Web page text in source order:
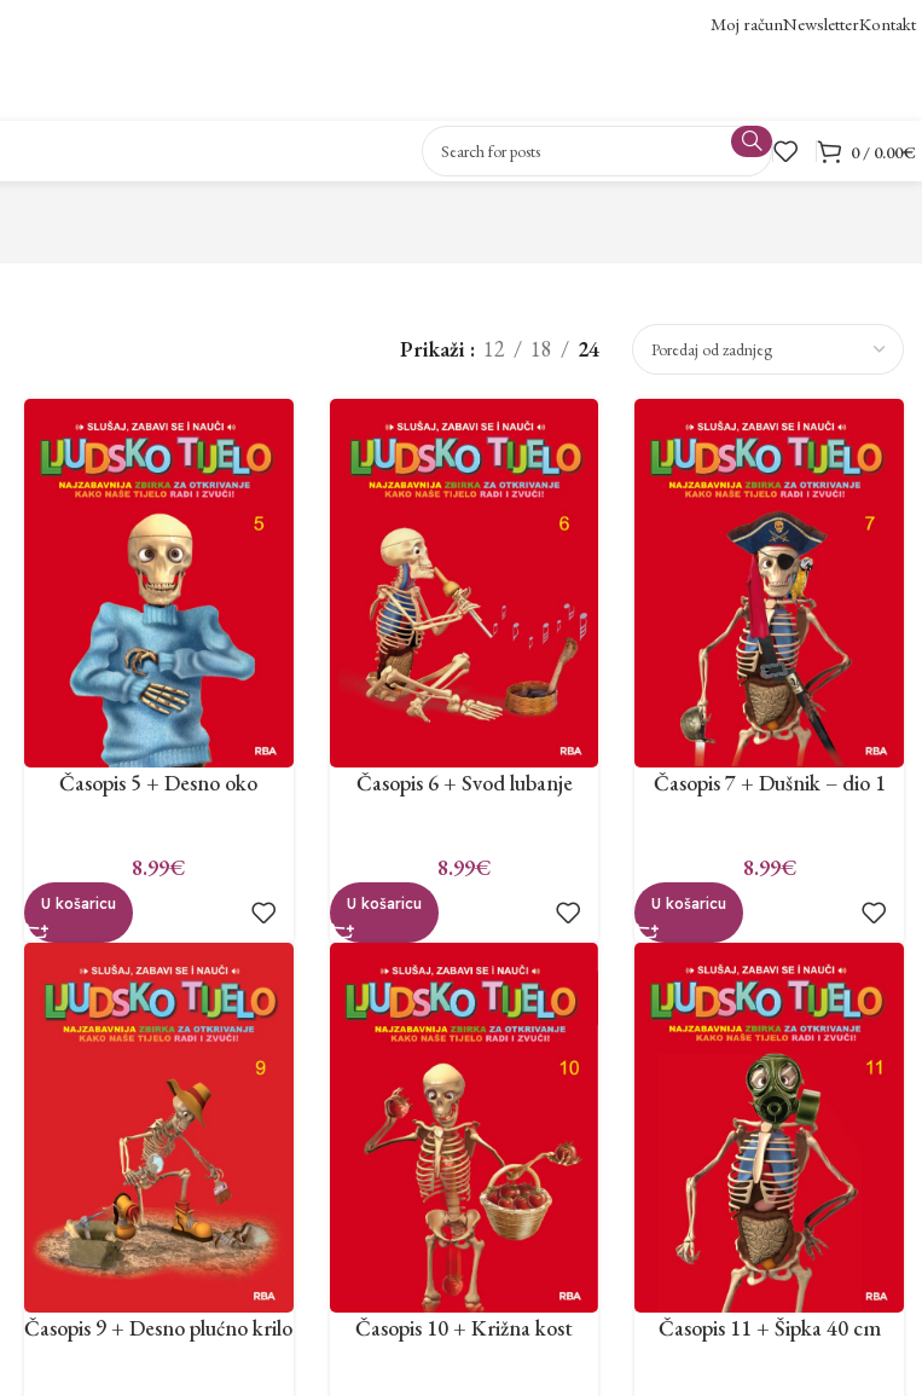
Moj računNewsletterKontakt
0/ 0.00€
Prikaži 12 18 24
Časopis 5 + Desno oko
8.99€
U košaricu
Časopis 6 + Svod lubanje
8.99€
U košaricu
Časopis 7 + Dušnik – dio 1
8.99€
U košaricu
Časopis 9 + Desno plućno krilo Časopis 10 + Križna kost Časopis 11 + Šipka 40 cm